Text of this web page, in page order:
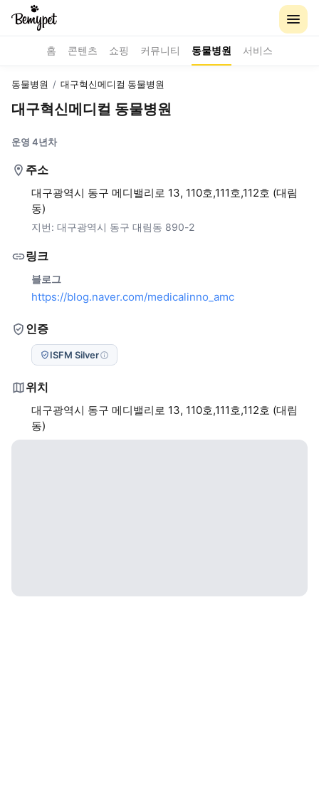
홈 콘텐츠 쇼핑 커뮤니티 동물병원 서비스
동물병원 / 대구혁신메디컬 동물병원
대구혁신메디컬 동물병원
운영 4년차
주소
대구광역시 동구 메디밸리로 13, 110호,111호,112호 (대림
동)
지번: 대구광역시 동구 대림동 890-2
링크
블로그
https://blog.naver.com/medicalinno_amc
인증
ISFM Silver
위치
대구광역시 동구 메디밸리로 13, 110호,111호,112호 (대림
동)